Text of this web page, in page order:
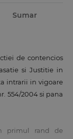
Sumar
de contencios
si Justitie in
intrarii in vigoare
554/2004 si pana
primul rand de